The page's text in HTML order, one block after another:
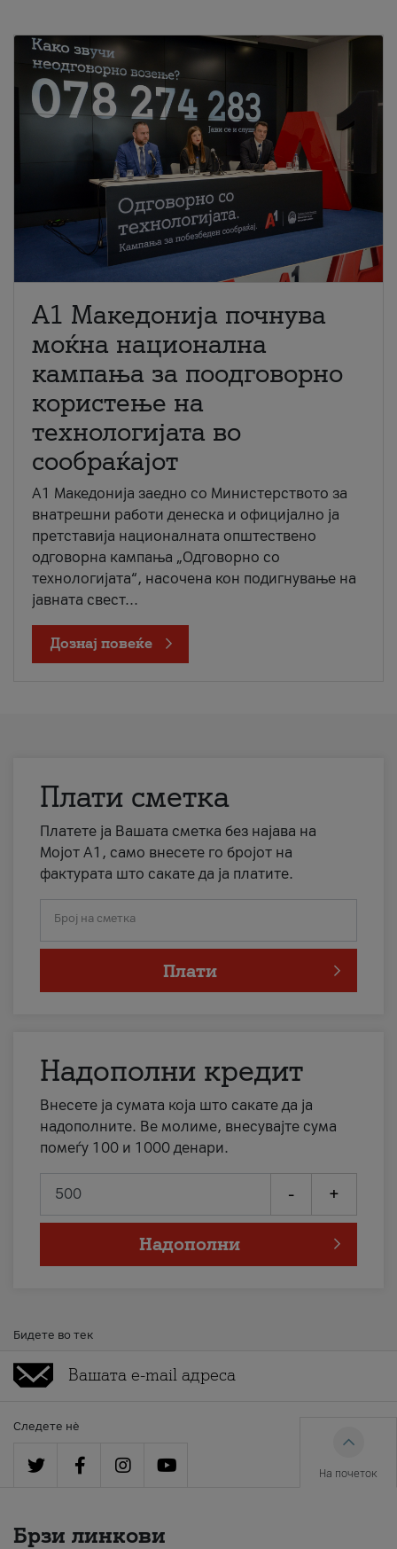
A1 Македонија почнува
моќна национална
кампања за поодговорно
користење на
технологијата во
сообраќајот
A1 Македонија заедно со Министерството за
внатрешни работи денеска и официјално ја
претставија националната општествено
одговорна кампања „Одговорно со
технологијата“, насочена кон подигнување на
јавната свест...
Дознај повеќе
Плати сметка
Платете ја Вашата сметка без најава на
Мојот А1, само внесете го бројот на
фактурата што сакате да ја платите.
Број на сметка
Плати
Надополни кредит
Внесете ја сумата која што сакате да ја
надополните. Ве молиме, внесувајте сума
помеѓу 100 и 1000 денари.
- +
Надополни
Бидете во тек
Следете нè
На почеток
Брзи линкови